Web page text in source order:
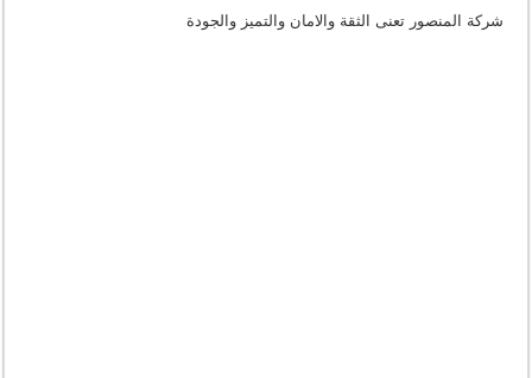
شركة المنصور تعنى الثقة والامان والتميز والجودة